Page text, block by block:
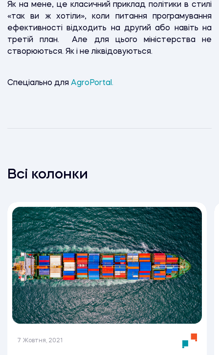
Як на мене, це класичний приклад політики в стилі
«так ви ж хотіли», коли питання програмування
ефективності відходить на другий або навіть на
третій план. Але для цього міністерства не
створюються. Як і не ліквідовуються.
Спеціально для AgroPortal.
Всі колонки
7 Жовтня, 2021